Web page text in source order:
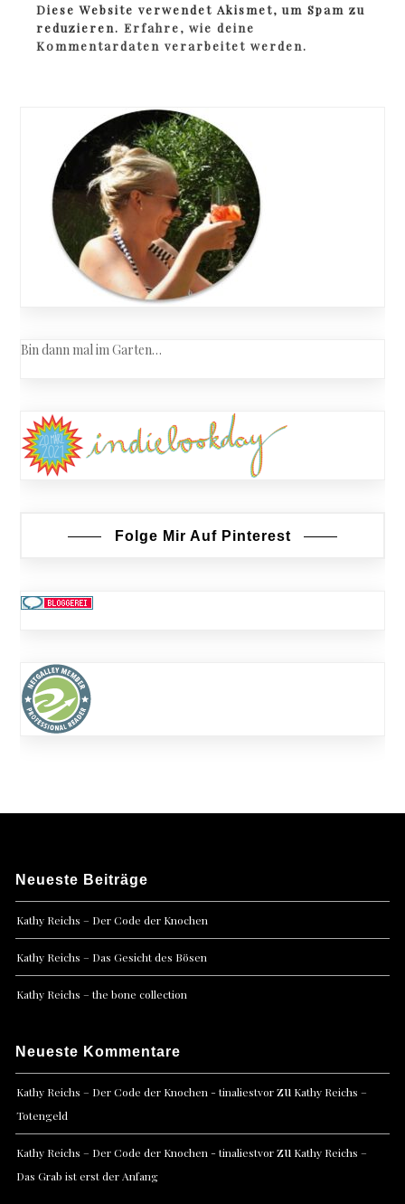
Diese Website verwendet Akismet, um Spam zu
reduzieren.Erfahre, wie deine
Kommentardaten verarbeitet werden.
Bin dann mal im Garten…
Folge Mir Auf Pinterest
Neueste Beiträge
Kathy Reichs – Der Code der Knochen
Kathy Reichs – Das Gesicht des Bösen
Kathy Reichs – the bone collection
Neueste Kommentare
Kathy Reichs – Der Code der Knochen - tinaliestvorzu Kathy Reichs –
Totengeld
Kathy Reichs – Der Code der Knochen - tinaliestvorzu Kathy Reichs –
Das Grab ist erst der Anfang